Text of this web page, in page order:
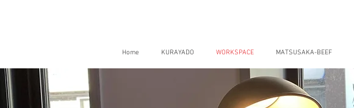
Home KURAYADO WORKSPACE MATSUSAKA-BEEF